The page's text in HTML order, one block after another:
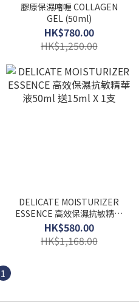
膠原保濕啫喱 COLLAGEN
GEL (50ml)
HK$780.00
HK$1,250.00
DELICATE MOISTURIZER
ESSENCE 高效保濕抗敏精華
液50ml 送15ml X 1支
HK$580.00
HK$1,168.00
1